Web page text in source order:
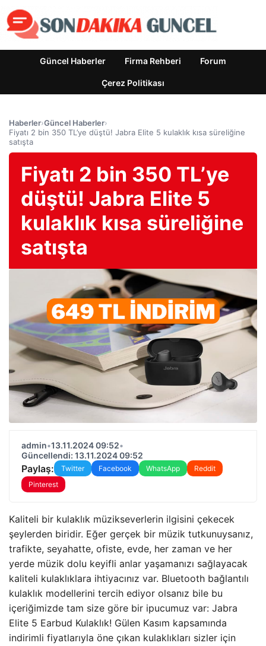
Güncel Haberler Firma Rehberi Forum
Çerez Politikası
Haberler›Güncel Haberler›
Fiyatı 2 bin 350 TL’ye düştü! Jabra Elite 5 kulaklık kısa süreliğine
satışta
Fiyatı 2 bin 350 TL’ye
düştü! Jabra Elite 5
kulaklık kısa süreliğine
satışta
admin•13.11.2024 09:52•
Güncellendi: 13.11.2024 09:52
Paylaş: Twitter Facebook WhatsApp
Reddit
Pinterest
Kaliteli bir kulaklık müzikseverlerin ilgisini çekecek
şeylerden biridir. Eğer gerçek bir müzik tutkunuysanız,
trafikte, seyahatte, ofiste, evde, her zaman ve her
yerde müzik dolu keyifli anlar yaşamanızı sağlayacak
kaliteli kulaklıklara ihtiyacınız var. Bluetooth bağlantılı
kulaklık modellerini tercih ediyor olsanız bile bu
içeriğimizde tam size göre bir ipucumuz var: Jabra
Elite 5 Earbud Kulaklık! Gülen Kasım kapsamında
indirimli fiyatlarıyla öne çıkan kulaklıkları sizler için